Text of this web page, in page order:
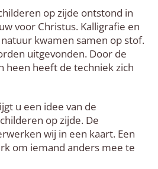
op zijde ontstond in
voor Christus. Kalligrafie en
kwamen samen op stof.
uitgevonden. Door de
heen heeft de techniek zich
u een idee van de
op zijde. De
wij in een kaart. Een
om iemand anders mee te